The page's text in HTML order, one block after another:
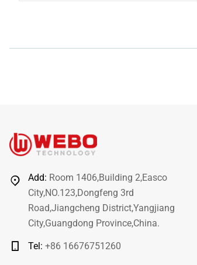
Add: Room 1406,Building 2,Easco
City,NO.123,Dongfeng 3rd
Road,Jiangcheng District,Yangjiang
City,Guangdong Province,China.
Tel: +86 16676751260